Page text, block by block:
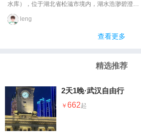
水库），位于湖北省松滋市境内，湖水浩渺碧澄，
天水一色，湖中大小岛屿众多，如千岛之湖，享
有“楚南仙境千岛湖”的美誉。松滋地处湖北省西南
景区、灵鹫寺、颜将军洞、新神洞等旅游景点，且
驾运动营地。这是我第一次到这里，其实也是为了
这座房车营地而来，白天到“千岛之湖”洈水风景区
营地，营地内有可玩的项目，也有特色美食，即便
待上几天也不会觉着无聊。
leng
查看更多
精选推荐
2天1晚·武汉自由行
662